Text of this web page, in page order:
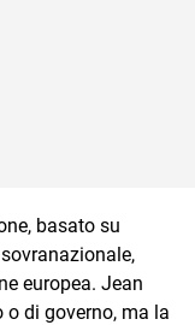
basato su
europea. Jean
di governo, ma la